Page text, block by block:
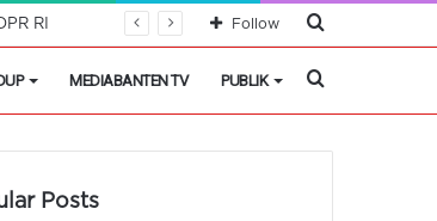
RI Cari
Follow
MEDIABANTEN TV PUBLIK Cari
Posts